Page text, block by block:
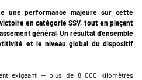
une performance majeure sur cette
en catégorie SSV, tout en plaçant
général. Un résultat d’ensemble
et le niveau global du dispositif
exigeant — plus de 8 000 kilomètres